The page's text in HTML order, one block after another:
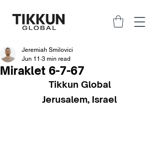
Miraklet 6-7-67
Jeremiah Smilovici
Jun 11 3 min read
Tikkun Global
Jerusalem, Israel